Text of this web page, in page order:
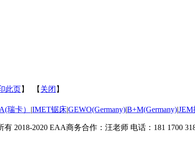
此页】 【 关闭 】
瑞卡） |IMET锯床|GEWO(Germany)|B+M(Germany)|JEM
2018-2020 EAA商务合作：汪老师 电话：181 1700